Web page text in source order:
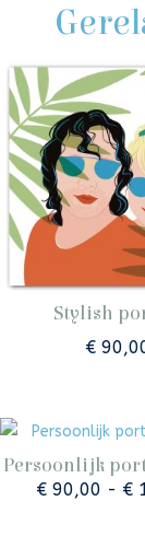
Stylish
€
Persoonlijk
€ 90,00 - €